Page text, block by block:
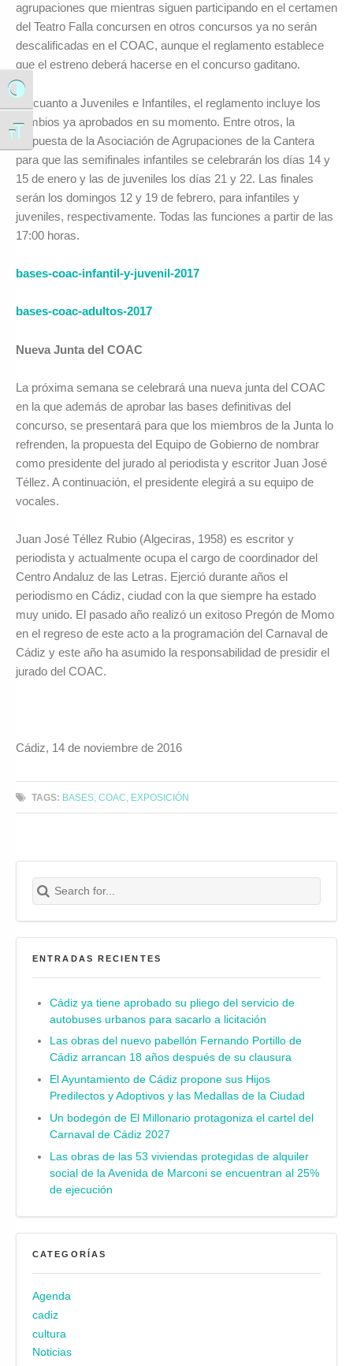
Alternar alto contraste
Alternar tamaño de letra
agrupaciones que mientras siguen participando en el certamen
del Teatro Falla concursen en otros concursos ya no serán
descalificadas en el COAC, aunque el reglamento establece
que el estreno deberá hacerse en el concurso gaditano.
En cuanto a Juveniles e Infantiles, el reglamento incluye los
cambios ya aprobados en su momento. Entre otros, la
propuesta de la Asociación de Agrupaciones de la Cantera
para que las semifinales infantiles se celebrarán los días 14 y
15 de enero y las de juveniles los días 21 y 22. Las finales
serán los domingos 12 y 19 de febrero, para infantiles y
juveniles, respectivamente. Todas las funciones a partir de las
17:00 horas.
bases-coac-infantil-y-juvenil-2017
bases-coac-adultos-2017
Nueva Junta del COAC
La próxima semana se celebrará una nueva junta del COAC
en la que además de aprobar las bases definitivas del
concurso, se presentará para que los miembros de la Junta lo
refrenden, la propuesta del Equipo de Gobierno de nombrar
como presidente del jurado al periodista y escritor Juan José
Téllez. A continuación, el presidente elegirá a su equipo de
vocales.
Juan José Téllez Rubio (Algeciras, 1958) es escritor y
periodista y actualmente ocupa el cargo de coordinador del
Centro Andaluz de las Letras. Ejerció durante años el
periodismo en Cádiz, ciudad con la que siempre ha estado
muy unido. El pasado año realizó un exitoso Pregón de Momo
en el regreso de este acto a la programación del Carnaval de
Cádiz y este año ha asumido la responsabilidad de presidir el
jurado del COAC.
Cádiz, 14 de noviembre de 2016
TAGS: BASES ,COAC EXPOSICIÓN
Search for:
Buscar
ENTRADAS RECIENTES
Cádiz ya tiene aprobado su pliego del servicio de
autobuses urbanos para sacarlo a licitación
Las obras del nuevo pabellón Fernando Portillo de
Cádiz arrancan 18 años después de su clausura
El Ayuntamiento de Cádiz propone sus Hijos
Predilectos y Adoptivos y las Medallas de la Ciudad
Un bodegón de El Millonario protagoniza el cartel del
Carnaval de Cádiz 2027
Las obras de las 53 viviendas protegidas de alquiler
social de la Avenida de Marconi se encuentran al 25%
de ejecución
CATEGORÍAS
Agenda
cadiz
cultura
Noticias